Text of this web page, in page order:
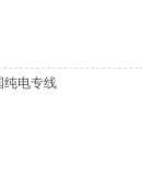
纯电专线